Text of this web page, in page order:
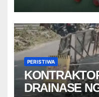
PERISTIWA
DRAINASE